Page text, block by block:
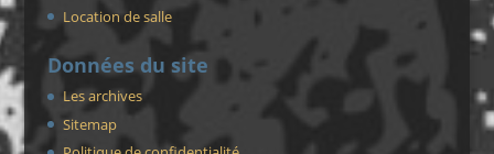
Location de salle
Données du site
Les archives
Sitemap